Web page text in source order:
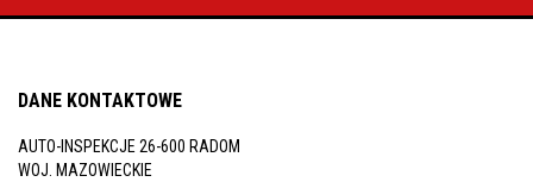
Zamów inspekcję
505
483
DANE KONTAKTOWE
AUTO-INSPEKCJE 26-600 RADOM
WOJ. MAZOWIECKIE